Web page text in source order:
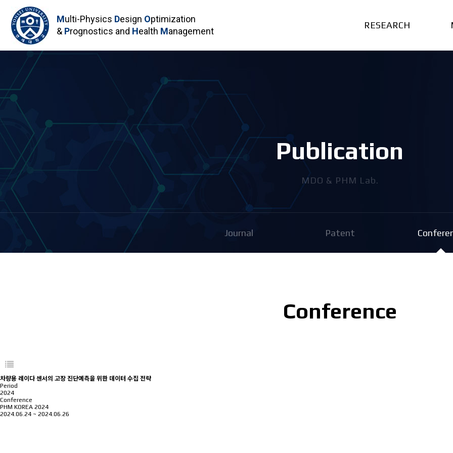
Multi-Physics Design Optimization
& Prognostics and Health Management
RESEARCH
Publication
MDO & PHM Lab.
Journal Patent
Conference
차량용 레이다 센서의 고장 진단예측을 위한 데이터 수집 전략
Period
2024
Conference
PHM KOREA 2024
2024.06.24 ~ 2024.06.26